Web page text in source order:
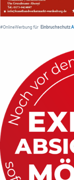
#OnlineWerbung für Einbruchschutz